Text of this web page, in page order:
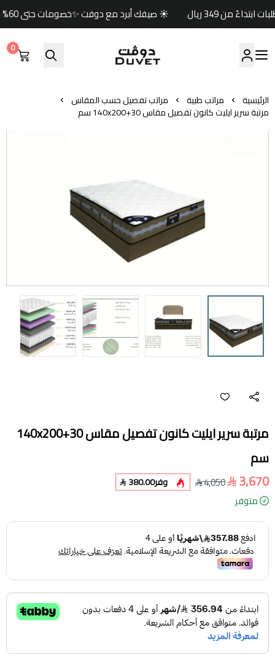
☀️ صيفك أبرد مع دوفت ✨خصومات حتى 60% 🏷️وكود خصم إضافي (صيف) 🎁🚚 شحن مجاني للطلبات ابتداءً من 349 ريال
مفارش دوفت | DUVET
0
الرئيسية مراتب طبية مراتب تفصيل حسب المقاس
مرتبة سرير ايليت كانون تفصيل مقاس 140x200+30 سم
مرتبة سرير ايليت كانون تفصيل مقاس 140x200+30
سم
3,670
4,050 وفر380.00
متوفر